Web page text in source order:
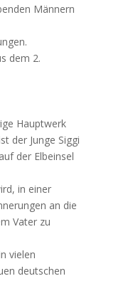
Männern
dem 2.
Hauptwerk
der Junge Siggi
der Elbeinsel
in einer
an die
Vater zu
vielen
deutschen